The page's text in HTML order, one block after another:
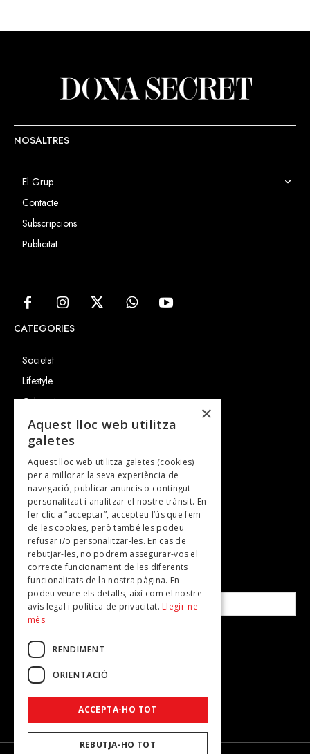
NOSALTRES
El Grup
Contacte
Subscripcions
Publicitat
CATEGORIES
Societat
Lifestyle
Cultura i art
Entrevistes
Gastronomia
TV
Plans per fer
Revistes
SUBSCRIU-TE A LA NOSTRA NEWSLETTER!
Correu electrònic*
Accepto lapolítica de privacitat
×
Aquest lloc web utilitza
galetes
Aquest lloc web utilitza galetes (cookies)
per a millorar la seva experiència de
navegació, publicar anuncis o contingut
personalitzat i analitzar el nostre trànsit. En
fer clic a “acceptar”, accepteu l’ús que fem
de les cookies, però també les podeu
refusar i/o personalitzar-les. En cas de
rebutjar-les, no podrem assegurar-vos el
correcte funcionament de les diferents
funcionalitats de la nostra pàgina. En
podeu veure els detalls, així com el nostre
avís legal i política de privacitat. Llegir-ne
més
RENDIMENT
ORIENTACIÓ
ACCEPTA-HO TOT
REBUTJA-HO TOT